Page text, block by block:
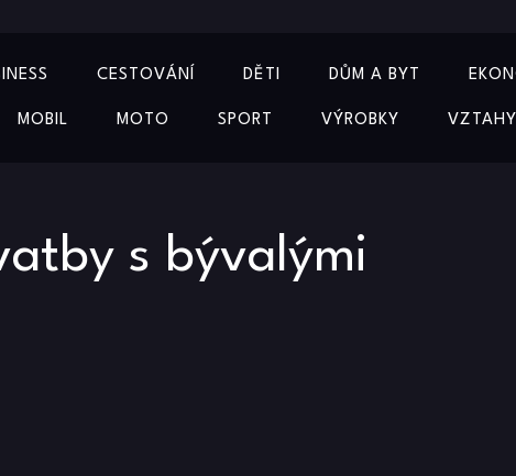
CESTOVÁNÍ DĚTI DŮM A BYT
MOBIL MOTO SPORT VÝROBKY VZTAHY
s bývalými